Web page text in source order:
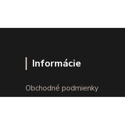
Informácie
Obchodné podmienky